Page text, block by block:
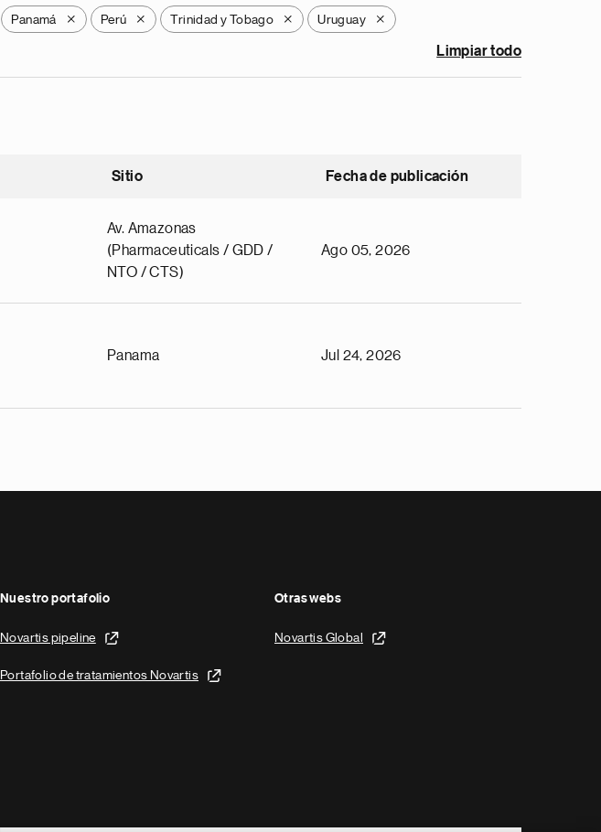
Panamá X Perú X Trinidad y Tobago X Uruguay X
Limpiar todo
Sitio Fecha de publicación
Av. Amazonas
(Pharmaceuticals / GDD /
NTO / CTS)
Ago 05, 2026
Panama Jul 24, 2026
Nuestro portafolio
Novartis pipeline
Portafolio de tratamientos Novartis
Otras webs
Novartis Global